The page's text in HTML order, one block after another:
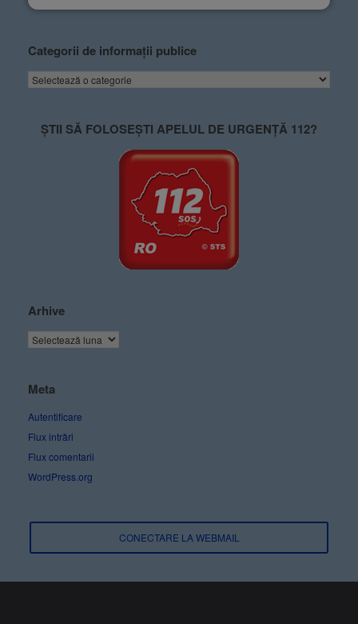
Categorii de informații publice
ȘTII SĂ FOLOSEȘTI APELUL DE URGENȚĂ 112?
Arhive
Meta
Autentificare
Flux intrări
Flux comentarii
WordPress.org
CONECTARE LA WEBMAIL